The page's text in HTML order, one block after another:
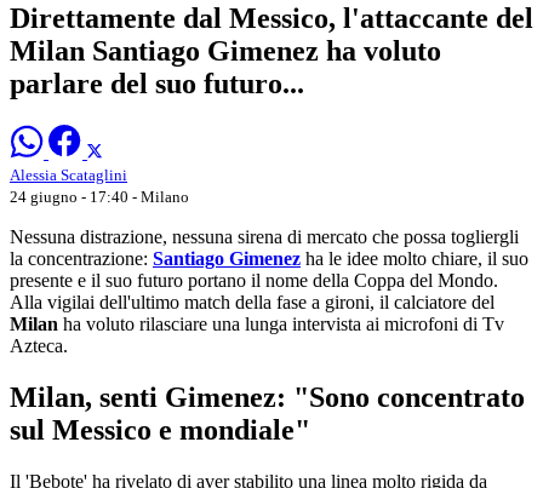
Direttamente dal Messico, l'attaccante del
Milan Santiago Gimenez ha voluto
parlare del suo futuro...
Alessia Scataglini
24 giugno - 17:40 - Milano
Nessuna distrazione, nessuna sirena di mercato che possa togliergli
la concentrazione: Santiago Gimenez ha le idee molto chiare, il suo
presente e il suo futuro portano il nome della Coppa del Mondo.
Alla vigilai dell'ultimo match della fase a gironi, il calciatore del
Milan ha voluto rilasciare una lunga intervista ai microfoni di Tv
Azteca.
Milan, senti Gimenez: "Sono concentrato
sul Messico e mondiale"
Il 'Bebote' ha rivelato di aver stabilito una linea molto rigida da